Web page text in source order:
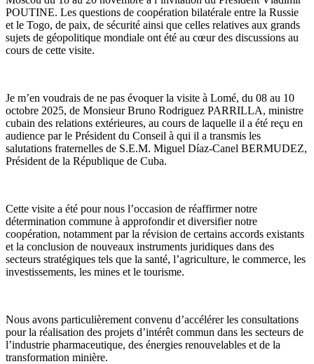
POUTINE. Les questions de coopération bilatérale entre la Russie
et le Togo, de paix, de sécurité ainsi que celles relatives aux grands
sujets de géopolitique mondiale ont été au cœur des discussions au
cours de cette visite.
Je m’en voudrais de ne pas évoquer la visite à Lomé, du 08 au 10
octobre 2025, de Monsieur Bruno Rodriguez PARRILLA, ministre
cubain des relations extérieures, au cours de laquelle il a été reçu en
audience par le Président du Conseil à qui il a transmis les
salutations fraternelles de S.E.M. Miguel Díaz-Canel BERMUDEZ,
Président de la République de Cuba.
Cette visite a été pour nous l’occasion de réaffirmer notre
détermination commune à approfondir et diversifier notre
coopération, notamment par la révision de certains accords existants
et la conclusion de nouveaux instruments juridiques dans des
secteurs stratégiques tels que la santé, l’agriculture, le commerce, les
investissements, les mines et le tourisme.
Nous avons particulièrement convenu d’accélérer les consultations
pour la réalisation des projets d’intérêt commun dans les secteurs de
l’industrie pharmaceutique, des énergies renouvelables et de la
transformation minière.